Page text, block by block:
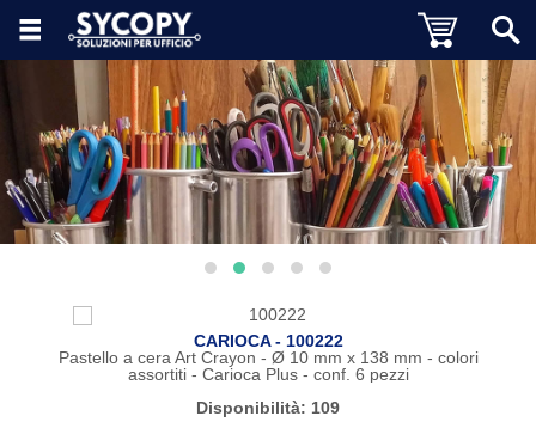
CARIOCA - 100222
Pastello a cera Art Crayon - Ø 10 mm x 138 mm - colori
assortiti - Carioca Plus - conf. 6 pezzi
Disponibilità: 109